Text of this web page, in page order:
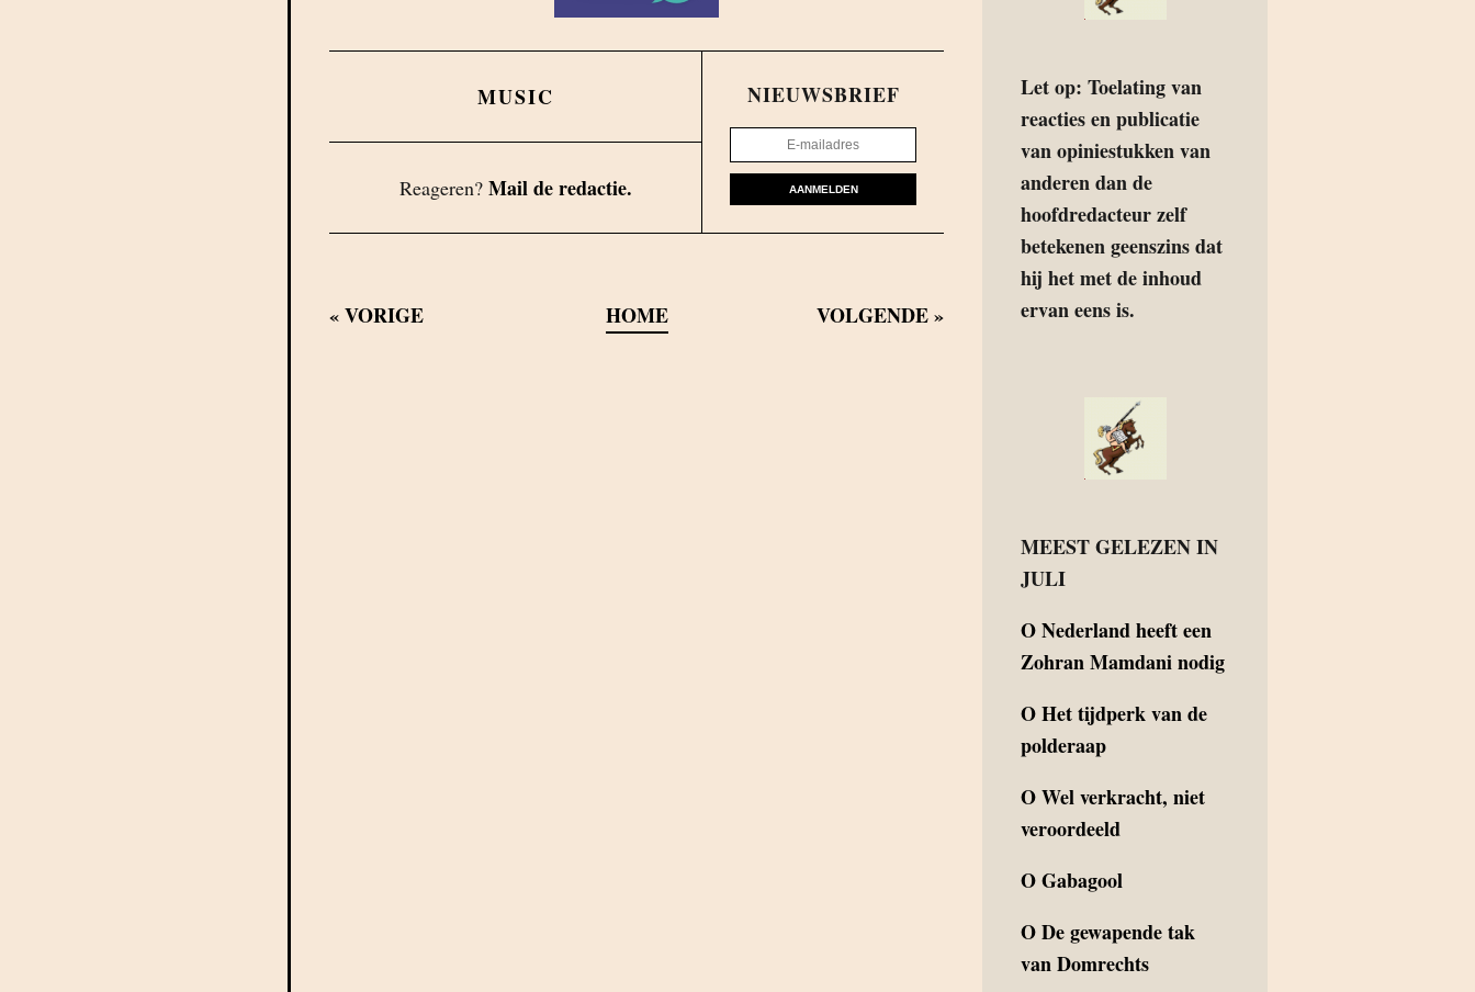
MUSIC
Reageren? Mail de redactie.
NIEUWSBRIEF
AANMELDEN
«VORIGE HOME VOLGENDE»
Let op: Toelating van
reacties en publicatie
van opiniestukken van
anderen dan de
hoofdredacteur zelf
betekenen geenszins dat
hij het met de inhoud
ervan eens is.
MEEST GELEZEN IN
JULI
ONederland heeft een
Zohran Mamdani nodig
OHet tijdperk van de
polderaap
OWel verkracht, niet
veroordeeld
OGabagool
ODe gewapende tak
van Domrechts